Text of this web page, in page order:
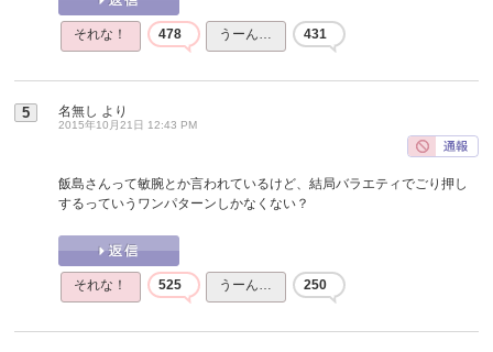
それな！ 478 うーん… 431
5 名無し より
2015年10月21日 12:43 PM
飯島さんって敏腕とか言われているけど、結局バラエティでごり押し
するっていうワンパターンしかなくない？
それな！ 525 うーん… 250